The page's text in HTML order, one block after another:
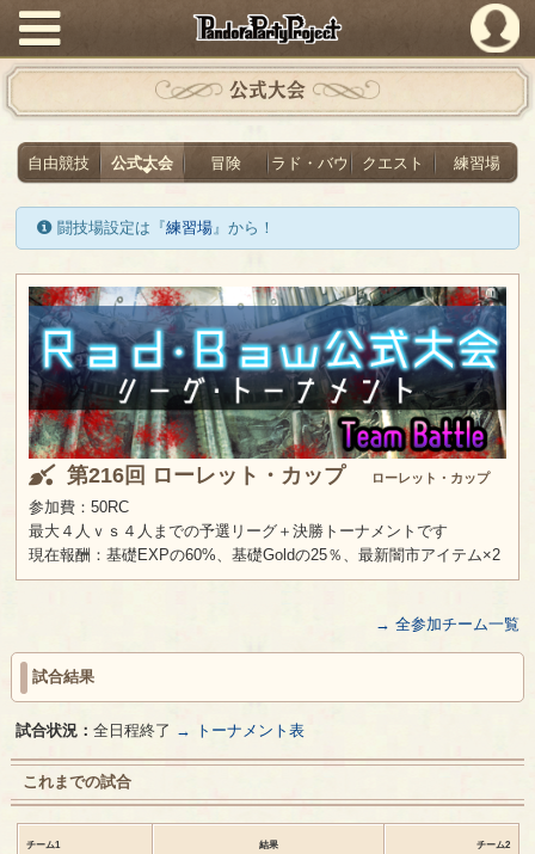
PandoraPartyProject
公式大会
自由競技 公式大会 冒険 ラド・バウ クエスト 練習場
闘技場設定は『練習場』から！
第216回 ローレット・カップ ローレット・カップ
参加費：50RC
最大４人ｖｓ４人までの予選リーグ＋決勝トーナメントです
現在報酬：基礎EXPの60%、基礎Goldの25％、最新闇市アイテム×2
→ 全参加チーム一覧
試合結果
試合状況：全日程終了 → トーナメント表
これまでの試合
チーム1 結果 チーム2